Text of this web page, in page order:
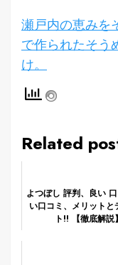
瀬戸内の恵みを
で作られたそう
け。
Related
よつぼし 評判、良い
い口コミ、メリットと
ト!! 【徹底解説】